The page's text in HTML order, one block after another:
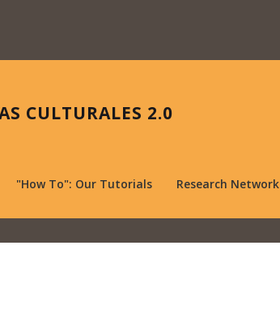
CULTURALES 2.0
"How To": Our Tutorials Research Network